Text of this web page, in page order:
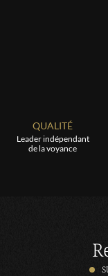
Tres reactive
Doris
QUALITÉ
Leader indépendant
de la voyance